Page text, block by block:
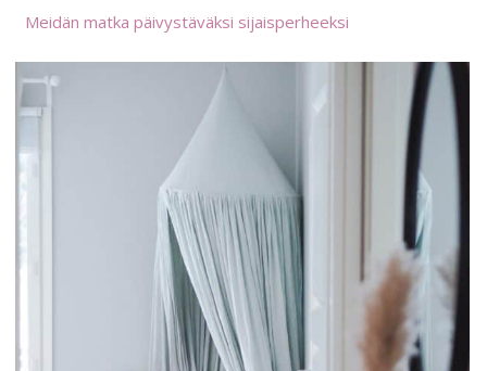
Meidän matka päivystäväksi sijaisperheeksi